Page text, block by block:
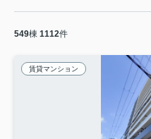
549棟 1112件
賃貸マンション